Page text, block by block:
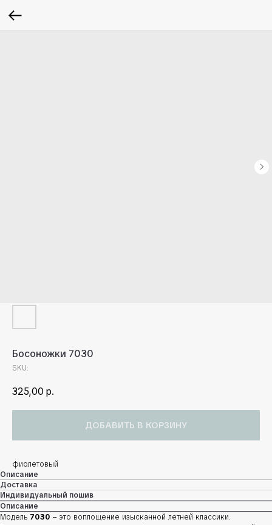
Босоножки 7030
SKU:
325,00 р.
ДОБАВИТЬ В КОРЗИНУ
фиолетовый
Описание
Доставка
Индивидуальный пошив
Описание
Модель 7030 – это воплощение изысканной летней классики.